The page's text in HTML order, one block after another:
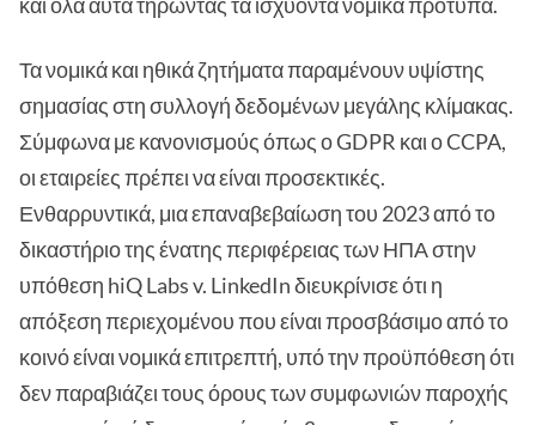
Τα νομικά και ηθικά ζητήματα παραμένουν υψίστης
σημασίας στη συλλογή δεδομένων μεγάλης κλίμακας.
Σύμφωνα με κανονισμούς όπως ο GDPR και ο CCPA,
οι εταιρείες πρέπει να είναι προσεκτικές.
Ενθαρρυντικά, μια επαναβεβαίωση του 2023 από το
δικαστήριο της ένατης περιφέρειας των ΗΠΑ στην
υπόθεση hiQ Labs v. LinkedIn διευκρίνισε ότι η
απόξεση περιεχομένου που είναι προσβάσιμο από το
κοινό είναι νομικά επιτρεπτή, υπό την προϋπόθεση ότι
δεν παραβιάζει τους όρους των συμφωνιών παροχής